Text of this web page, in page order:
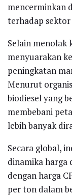
mencerminkan
terhadap
Selain menolak
menyuarakan
peningkatan
Menurut
biodiesel yang
membebani
lebih banyak
Secara global,
dinamika
dengan harga
per ton dalam